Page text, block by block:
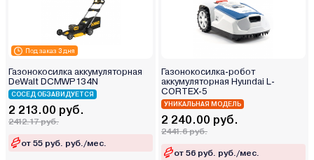
Под заказ 3 дня
Газонокосилка аккумуляторная
DeWalt DCMWP134N
СОСЕД ОБЗАВИДУЕТСЯ
2 213.00 руб.
2412.17 руб.
от 55 руб. руб./мес.
Газонокосилка-робот
аккумуляторная Hyundai L-
CORTEX-5
УНИКАЛЬНАЯ МОДЕЛЬ
2 240.00 руб.
2441.6 руб.
от 56 руб. руб./мес.